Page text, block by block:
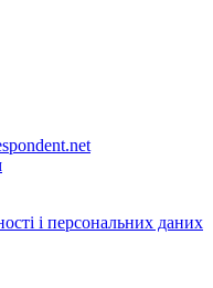
і персональних даних